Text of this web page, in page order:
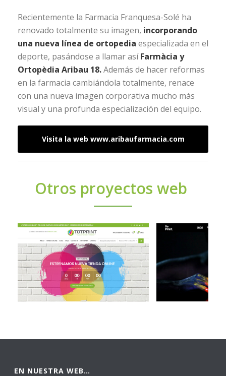
Recientemente la Farmacia Franquesa-Solé ha
renovado totalmente su imagen, incorporando
una nueva línea de ortopedia especializada en el
deporte, pasándose a llamar asíFarmàcia y
Ortopèdia Aribau 18.Además de hacer reformas
en la farmacia cambiándola totalmente, renace
con una nueva imagen corporativa mucho más
visual y una profunda especialización del equipo.
Visita la web www.aribaufarmacia.com
Otros proyectos web
EN NUESTRA WEB…